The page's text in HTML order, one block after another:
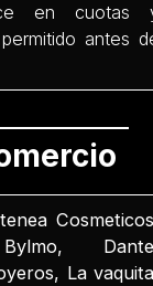
en cuotas
antes
La